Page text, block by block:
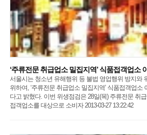
‘주류전문 취급업소 밀집지역’ 식품접객업소
서울시는 청소년 유해행위 등 불법 영업행위 방지와
위하여, ‘주류전문 취급업소 밀집지역’ 식품접객업소
다고 밝혔다. 이번 위생점검은 28일(목) 주류전문 취
접객업소를 대상으로 소비자 2013-03-27 13:22:42